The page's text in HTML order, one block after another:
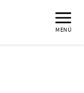
MENÜ